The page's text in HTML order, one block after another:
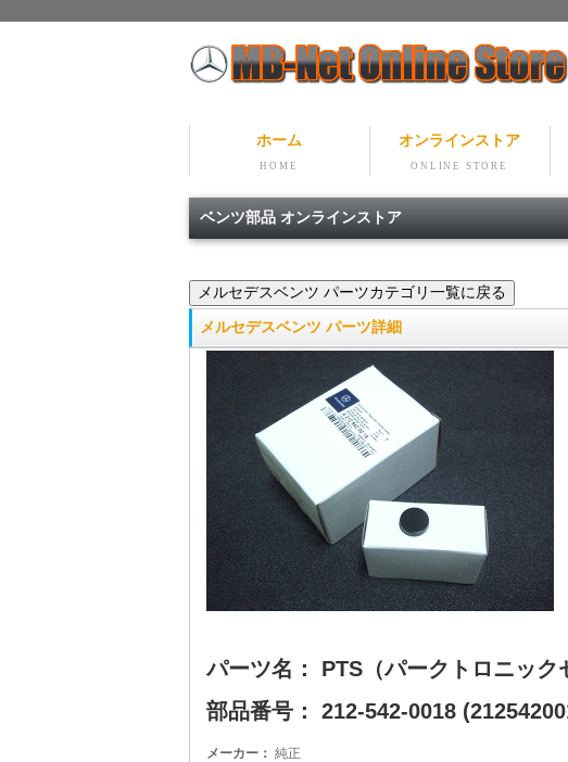
ホーム
HOME
オンラインストア
ONLINE STORE
ベンツ部品 オンラインストア
メルセデスベンツ パーツ詳細
パーツ名： PTS（パークトロニック
部品番号： 212-542-0018
メーカー： 純正